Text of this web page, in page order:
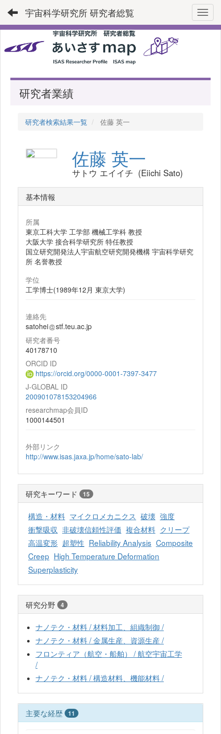
宇宙科学研究所 研究者総覧
研究者業績
研究者検索結果一覧 佐藤 英一
佐藤 英一
サトウ エイイチ (Eiichi Sato)
基本情報
所属
東京工科大学 工学部 機械工学科 教授
大阪大学 接合科学研究所 特任教授
国立研究開発法人宇宙航空研究開発機構 宇宙科学研究
所 名誉教授
学位
工学博士(1989年12月 東京大学)
連絡先
satohei
stf.teu.ac.jp
研究者番号
40178710
ORCID ID
https://orcid.org/0000-0001-7397-3477
J-GLOBAL ID
200901078153204966
researchmap会員ID
1000144501
外部リンク
http://www.isas.jaxa.jp/home/sato-lab/
研究キーワード 15
構造・材料 マイクロメカニクス 破壊 強度
衝撃吸収 非破壊信頼性評価 複合材料 クリープ
高温変形 超塑性 Reliability Analysis Composite
Creep High Temperature Deformation
Superplasticity
研究分野 4
ナノテク・材料 / 材料加工、組織制御 /
ナノテク・材料 / 金属生産、資源生産 /
フロンティア（航空・船舶） / 航空宇宙工学
/
ナノテク・材料 / 構造材料、機能材料 /
主要な経歴 11